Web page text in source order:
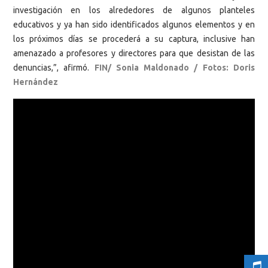
investigación en los alrededores de algunos planteles
educativos y ya han sido identificados algunos elementos y en
los próximos días se procederá a su captura, inclusive han
amenazado a profesores y directores para que desistan de las
denuncias,”, afirmó. FIN/ Sonia Maldonado / Fotos: Doris
Hernández